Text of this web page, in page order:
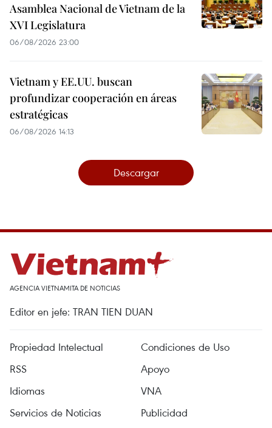
Asamblea Nacional de Vietnam de la
XVI Legislatura
06/08/2026 23:00
Vietnam y EE.UU. buscan
profundizar cooperación en áreas
estratégicas
06/08/2026 14:13
Descargar
AGENCIA VIETNAMITA DE NOTICIAS
Editor en jefe: TRAN TIEN DUAN
Propiedad Intelectual
Condiciones de Uso
RSS
Apoyo
Idiomas
VNA
Servicios de Noticias
Publicidad